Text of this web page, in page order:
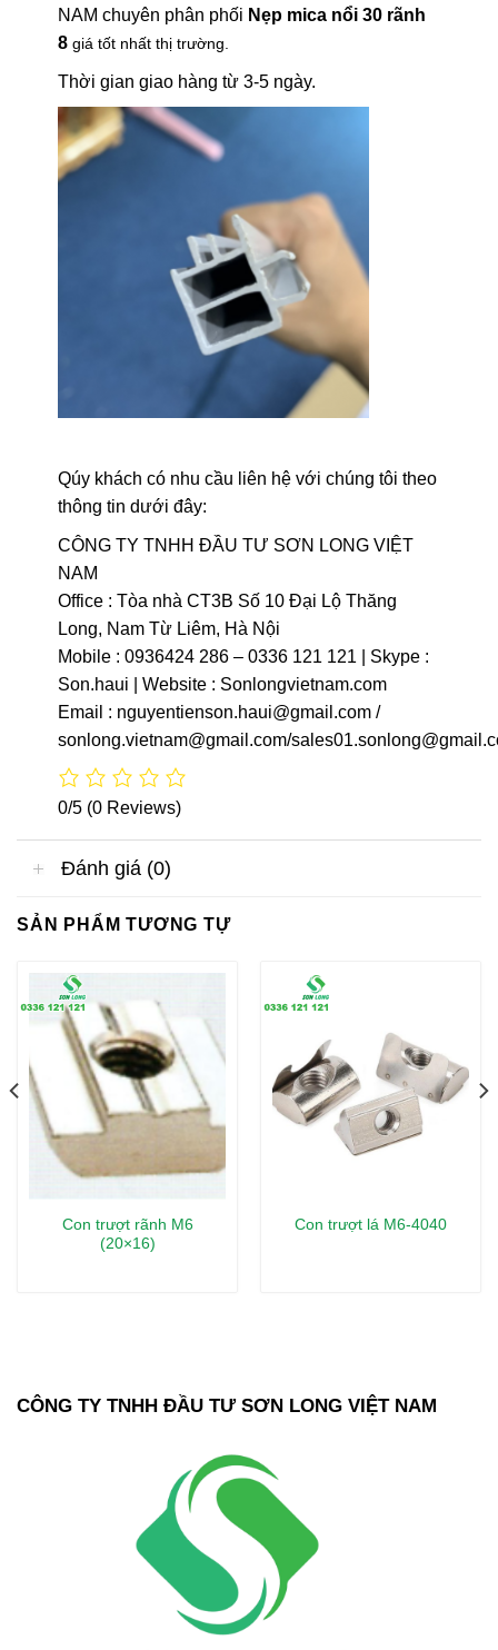
NAM chuyên phân phối Nẹp mica nổi 30 rãnh
8giá tốt nhất thị trường.
Thời gian giao hàng từ 3-5 ngày.
Qúy khách có nhu cầu liên hệ với chúng tôi theo
thông tin dưới đây:
CÔNG TY TNHH ĐẦU TƯ SƠN LONG VIỆT
NAM
Office : Tòa nhà CT3B Số 10 Đại Lộ Thăng
Long, Nam Từ Liêm, Hà Nội
Mobile : 0936424 286 – 0336 121 121 | Skype :
Son.haui | Website : Sonlongvietnam.com
Email : nguyentienson.haui@gmail.com /
sonlong.vietnam@gmail.com/
0/5 (0 Reviews)
Đánh giá (0)
SẢN PHẨM TƯƠNG TỰ
Con trượt rãnh M6
(20×16)
Con trượt lá M6-4040
CÔNG TY TNHH ĐẦU TƯ SƠN LONG VIỆT NAM